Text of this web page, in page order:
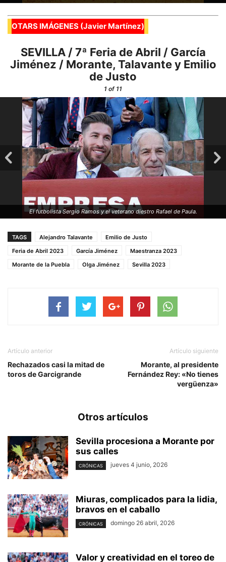
OTARS IMÁGENES (Javier Martínez)
SEVILLA / 7ª Feria de Abril / García
Jiménez / Morante, Talavante y Emilio
de Justo
1 of 11
El futbolista Sergio Ramos y el veterano diestro Rafael de Paula.
TAGS Alejandro Talavante
Emilio de Justo
Feria de Abril 2023
García Jiménez
Maestranza 2023
Morante de la Puebla
Olga Jiménez Sevilla 2023
Artículo anterior
Rechazados casi la mitad de
toros de Garcigrande
Artículo siguiente
Morante, al presidente
Fernández Rey: «No tienes
vergüenza»
Otros artículos
Sevilla procesiona a Morante por
sus calles
CRÓNICAS jueves 4 junio, 2026
Miuras, complicados para la lidia,
bravos en el caballo
CRÓNICAS domingo 26 abril, 2026
Valor y creatividad en el toreo de